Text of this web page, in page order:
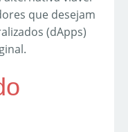
que desejam
(dApps)